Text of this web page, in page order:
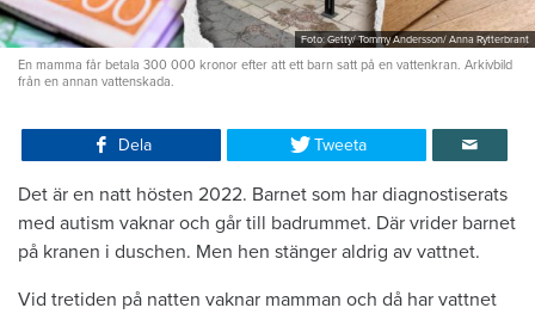
Foto: Getty/ Tommy Andersson/ Anna Rytterbrant
En mamma får betala 300 000 kronor efter att ett barn satt på en vattenkran. Arkivbild
från en annan vattenskada.
Dela Tweeta
Det är en natt hösten 2022. Barnet som har diagnostiserats
med autism vaknar och går till badrummet. Där vrider barnet
på kranen i duschen. Men hen stänger aldrig av vattnet.
Vid tretiden på natten vaknar mamman och då har vattnet